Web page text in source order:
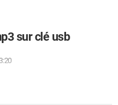
sur clé usb